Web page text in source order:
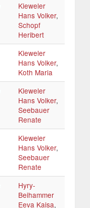
Kieweler
Hans Volker,
Schopf
Heribert
Kieweler
Hans Volker,
Koth Maria
Kieweler
Hans Volker,
Seebauer
Renate
Kieweler
Hans Volker,
Seebauer
Renate
Hyry-
Beihammer
Eeva Kaisa,